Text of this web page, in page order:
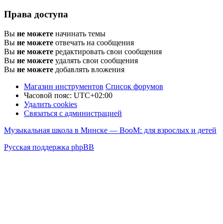
Права доступа
Вы не можете начинать темы
Вы не можете отвечать на сообщения
Вы не можете редактировать свои сообщения
Вы не можете удалять свои сообщения
Вы не можете добавлять вложения
Магазин инструментов Список форумов
Часовой пояс: UTC+02:00
Удалить cookies
Связаться с администрацией
Музыкальная школа в Минске — BooM: для взрослых и детей
Русская поддержка phpBB